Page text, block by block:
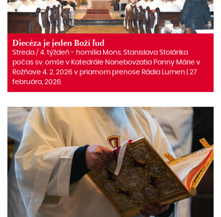
Diecéza je jeden Boží ľud
Streda / 4. týždeň - homília Mons. Stanislava Stolárika
počas sv. omše v Katedrále Nanebovzatia Panny Márie v
Rožňave 4. 2. 2026 v priamom prenose Rádia Lumen | 27
februára, 2026